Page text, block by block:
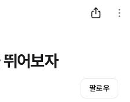
어보자
팔로우